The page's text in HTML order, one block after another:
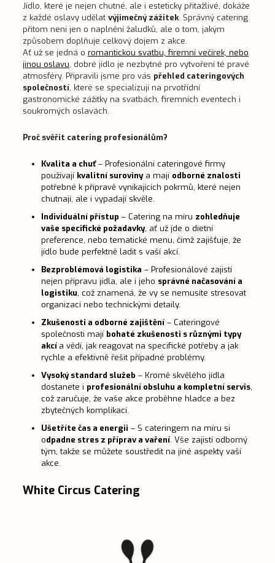
Jídlo, které je nejen chutné, ale i esteticky přitažlivé, dokáže
z každé oslavy udělat výjimečný zážitek. Správný catering
přitom není jen o naplnění žaludků, ale o tom, jakým
způsobem doplňuje celkový dojem z akce.
Ať už se jedná o romantickou svatbu, firemní večírek, nebo
jinou oslavu, dobré jídlo je nezbytné pro vytvoření té pravé
atmosféry. Připravili jsme pro vás přehled cateringových
společností, které se specializují na prvotřídní
gastronomické zážitky na svatbách, firemních eventech i
soukromých oslavách.
Proč svěřit catering profesionálům?
Kvalita a chuť– Profesionální cateringové firmy
používají kvalitní surovinya mají odborné znalosti
potřebné k přípravě vynikajících pokrmů, které nejen
chutnají, ale i vypadají skvěle.
Individuální přístup – Catering na míru zohledňuje
vaše specifické požadavky, ať už jde o dietní
preference, nebo tematické menu, čímž zajišťuje, že
jídlo bude perfektně ladit s vaší akcí.
Bezproblémová logistika – Profesionálové zajistí
nejen přípravu jídla, ale i jeho správné načasování a
logistiku, což znamená, že vy se nemusíte stresovat
organizací nebo technickými detaily.
Zkušenosti a odborné zajištění– Cateringové
společnosti mají bohaté zkušenosti s různými typy
akcí a vědí, jak reagovat na specifické potřeby a jak
rychle a efektivně řešit případné problémy.
Vysoký standard služeb – Kromě skvělého jídla
dostanete i profesionální obsluhu a kompletní servis,
což zaručuje, že vaše akce proběhne hladce a bez
zbytečných komplikací.
Ušetříte čas a energii – S cateringem na míru si
odpadne stres z příprav a vaření. Vše zajistí odborný
tým, takže se můžete soustředit na jiné aspekty vaší
akce.
White Circus Catering